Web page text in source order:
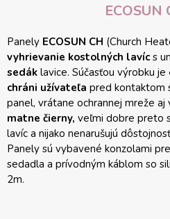
ECOSUN
Panely ECOSUN CH (Church
vyhrievanie kostolných lavícs
sedák lavice. Súčasťou výrobku je
chráni užívateľa pred kontaktom
panel, vrátane ochrannej mreže
matne čierny, veľmi dobre preto
lavíc a nijako nenarušujú
Panely sú vybavené konzolami
sedadla a prívodným káblom so
2m.